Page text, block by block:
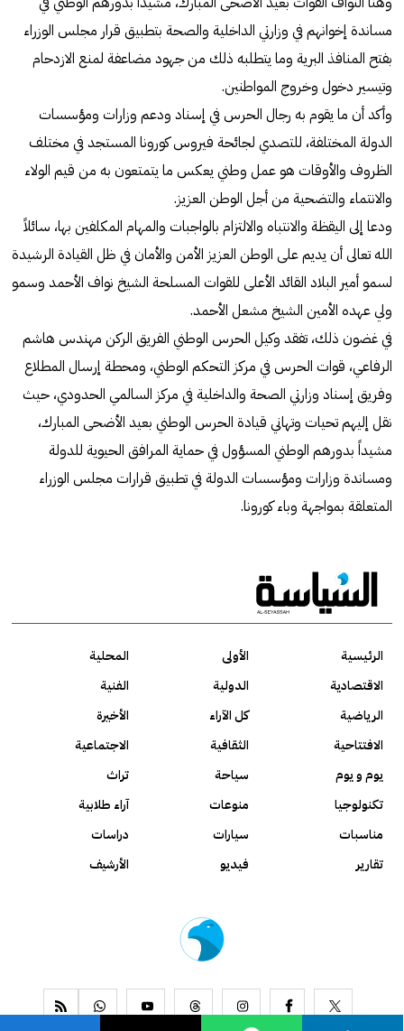
مساندة إخوانهم في وزارتي الداخلية والصحة بتطبيق قرار مجلس الوزراء
بفتح المنافذ البرية وما يتطلبه ذلك من جهود مضاعفة لمنع الازدحام
وتيسير دخول وخروج المواطنين.
وأكد أن ما يقوم به رجال الحرس في إسناد ودعم وزارات ومؤسسات
الدولة المختلفة، للتصدي لجائحة فيروس كورونا المستجد في مختلف
الظروف والأوقات هو عمل وطني يعكس ما يتمتعون به من قيم الولاء
والانتماء والتضحية من أجل الوطن العزيز.
ودعا إلى اليقظة والانتباه والالتزام بالواجبات والمهام المكلفين بها، سائلاً
الله تعالى أن يديم على الوطن العزيز الأمن والأمان في ظل القيادة الرشيدة
لسمو أمير البلاد القائد الأعلى للقوات المسلحة الشيخ نواف الأحمد وسمو
ولي عهده الأمين الشيخ مشعل الأحمد.
في غضون ذلك، تفقد وكيل الحرس الوطني الفريق الركن مهندس هاشم
الرفاعي، قوات الحرس في مركز التحكم الوطني، ومحطة إرسال المطلاع
وفريق إسناد وزارتي الصحة والداخلية في مركز السالمي الحدودي، حيث
نقل إليهم تحيات وتهاني قيادة الحرس الوطني بعيد الأضحى المبارك،
مشيداً بدورهم الوطني المسؤول في حماية المرافق الحيوية للدولة
ومساندة وزارات ومؤسسات الدولة في تطبيق قرارات مجلس الوزراء
المتعلقة بمواجهة وباء كورونا.
الرئيسية الأولى
المحلية
الاقتصادية
الدولية
الفنية
الرياضية
كل الآراء
الأخيرة
الافتتاحية
الثقافية
الاجتماعية
يوم و يوم
سياحة
تراث
تكنولوجيا
منوعات
آراء طلابية
مناسبات
سيارات
دراسات
تقارير
فيديو الأرشيف